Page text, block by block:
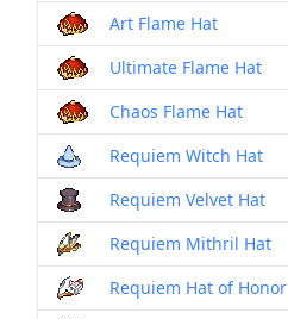
Art Flame Hat
Ultimate Flame Hat
Chaos Flame Hat
Requiem Witch Hat
Requiem Velvet Hat
Requiem Mithril Hat
Requiem Hat of Honor